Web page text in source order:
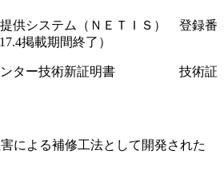
供システム（ＮＥＴＩＳ） 登録番
掲載期間終了）
センター技術新証明書 技術証
による補修工法として開発された